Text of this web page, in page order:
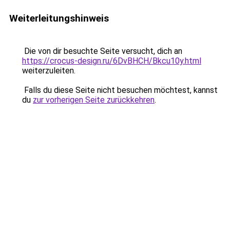
Weiterleitungshinweis
Die von dir besuchte Seite versucht, dich an
https://crocus-design.ru/6DvBHCH/Bkcu10y.html
weiterzuleiten.
Falls du diese Seite nicht besuchen möchtest, kannst
du zur vorherigen Seite zurückkehren.